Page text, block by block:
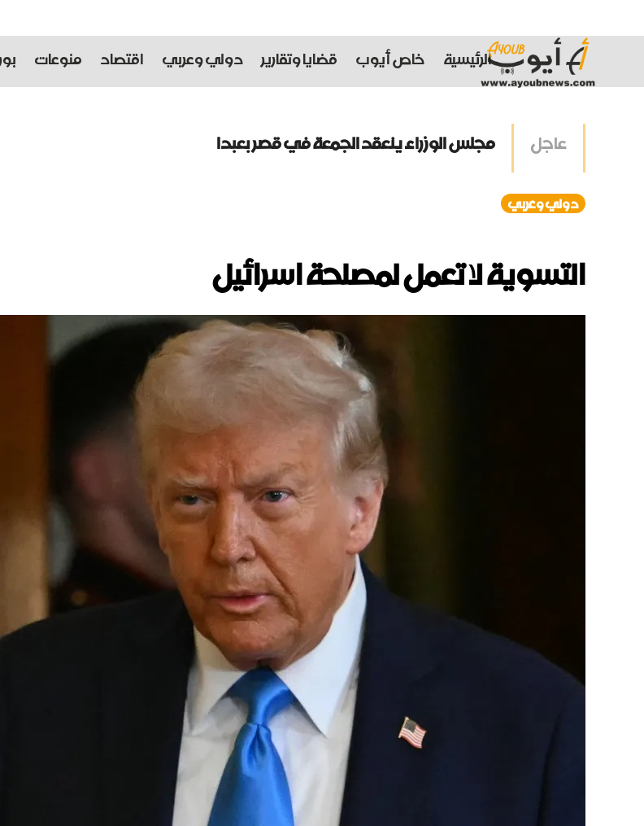
الرئيسية خاص أيوب قضايا وتقارير دولي وعربي اقتصاد منوعات
عاجل مجلس الوزراء ينعقد الجمعة في قصر بعبدا
إيران تهدد بمهاجمة دول الخليج إذا تعرضت لضربات أميركية
“حماس”: متمسكون بما تم الاتفاق عليه مع الوسطاء
دولي وعربي
التسوية لا تعمل لمصلحة اسرائيل